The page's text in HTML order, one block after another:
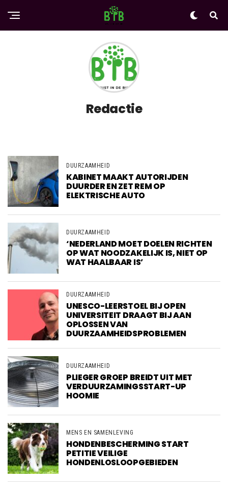
Redactie
DUURZAAMHEID
KABINET MAAKT AUTORIJDEN
DUURDER EN ZET REM OP
ELEKTRISCHE AUTO
DUURZAAMHEID
‘NEDERLAND MOET DOELEN RICHTEN
OP WAT NOODZAKELIJK IS, NIET OP
WAT HAALBAAR IS’
DUURZAAMHEID
UNESCO-LEERSTOEL BIJ OPEN
UNIVERSITEIT DRAAGT BIJ AAN
OPLOSSEN VAN
DUURZAAMHEIDSPROBLEMEN
DUURZAAMHEID
PLIEGER GROEP BREIDT UIT MET
VERDUURZAMINGSSTART-UP
HOOMIE
MENS EN SAMENLEVING
HONDENBESCHERMING START
PETITIE VEILIGE
HONDENLOSLOOPGEBIEDEN